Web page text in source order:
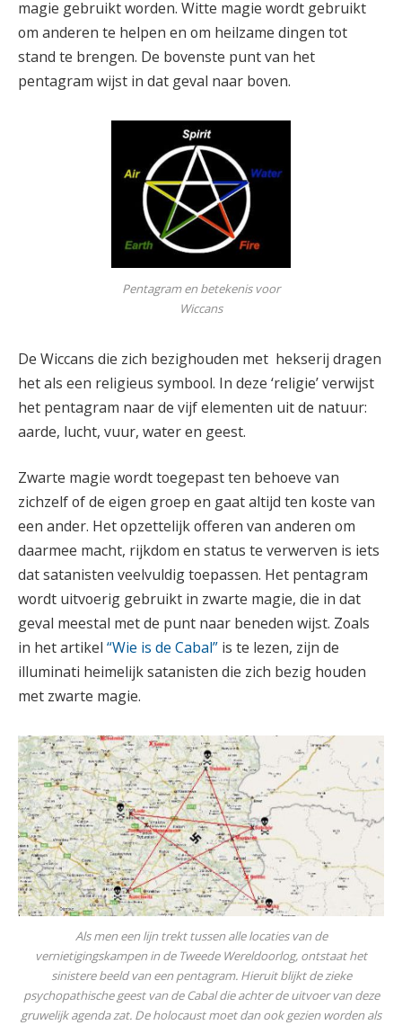
magie gebruikt worden. Witte magie wordt gebruikt
om anderen te helpen en om heilzame dingen tot
stand te brengen. De bovenste punt van het
pentagram wijst in dat geval naar boven.
Pentagram en betekenis voor
Wiccans
De Wiccans die zich bezighouden met hekserij dragen
het als een religieus symbool. In deze ‘religie’ verwijst
het pentagram naar de vijf elementen uit de natuur:
aarde, lucht, vuur, water en geest.
Zwarte magie wordt toegepast ten behoeve van
zichzelf of de eigen groep en gaat altijd ten koste van
een ander. Het opzettelijk offeren van anderen om
daarmee macht, rijkdom en status te verwerven is iets
dat satanisten veelvuldig toepassen. Het pentagram
wordt uitvoerig gebruikt in zwarte magie, die in dat
geval meestal met de punt naar beneden wijst. Zoals
in het artikel “Wie is de Cabal” is te lezen, zijn de
illuminati heimelijk satanisten die zich bezig houden
met zwarte magie.
Als men een lijn trekt tussen alle locaties van de
vernietigingskampen in de Tweede Wereldoorlog, ontstaat het
sinistere beeld van een pentagram. Hieruit blijkt de zieke
psychopathische geest van de Cabal die achter de uitvoer van deze
gruwelijk agenda zat. De holocaust moet dan ook gezien worden als